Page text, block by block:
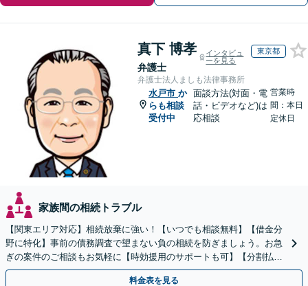
真下 博孝
弁護士
インタビュ
ーを見る
東京都
弁護士法人ましも法律事務所
水戸市 か
らも相談
受付中
面談方法(対面・電
話・ビデオなど)は
応相談
営業時
間：本日
定休日
家族間の相続トラブル
【関東エリア対応】相続放棄に強い！【いつでも相談無料】【借金分
野に特化】事前の債務調査で望まない負の相続を防ぎましょう。お急
ぎの案件のご相談もお気軽に【時効援用のサポートも可】【分割払い
利用可】【休日電話相談可能】
料金表を見る